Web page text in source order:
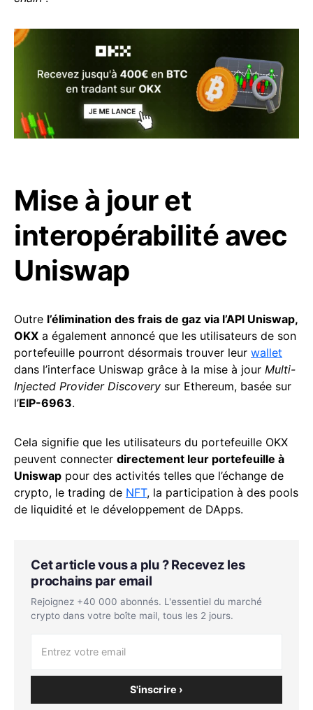
Mise à jour et
interopérabilité avec
Uniswap
Outre l’élimination des frais de gaz via l’API Uniswap,
OKX a également annoncé que les utilisateurs de son
portefeuille pourront désormais trouver leur wallet
dans l’interface Uniswap grâce à la mise à jour Multi-
Injected Provider Discovery sur Ethereum, basée sur
l’EIP-6963.
Cela signifie que les utilisateurs du portefeuille OKX
peuvent connecter directement leur portefeuille à
Uniswap pour des activités telles que l’échange de
crypto, le trading de NFT, la participation à des pools
de liquidité et le développement de DApps.
Cet article vous a plu ? Recevez les
prochains par email
Rejoignez +40 000 abonnés. L'essentiel du marché
crypto dans votre boîte mail, tous les 2 jours.
S'inscrire ›